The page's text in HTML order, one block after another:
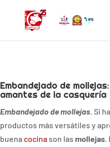
Embandejado de
amantes de la casquería
Embandejado de mollejas. Si
productos más versátiles y
buena cocina son las mollejas.